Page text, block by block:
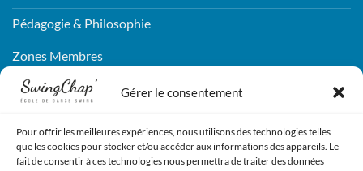
Gérer le consentement
Pour offrir les meilleures expériences, nous utilisons des technologies telles
que les cookies pour stocker et/ou accéder aux informations des appareils. Le
fait de consentir à ces technologies nous permettra de traiter des données
Pédagogie & Philosophie
Zones Membres
Connexion
CONTACTEZ-NOUS !